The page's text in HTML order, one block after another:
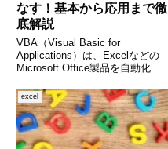
なす！基本から応用まで徹
底解説
VBA（Visual Basic for
Applications）は、Excelなどの
Microsoft Office製品を自動化す
ング言語です。その中でも
「Dictionary（ディクショナ
リ）」は、データ
excel